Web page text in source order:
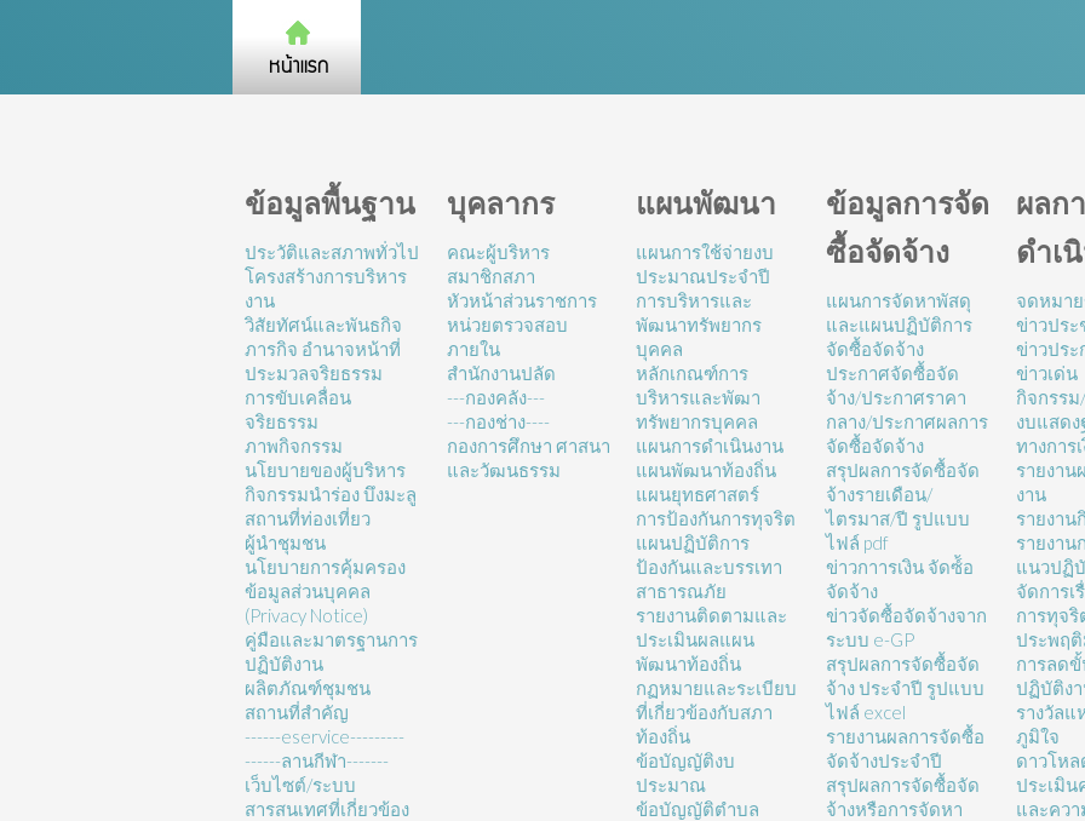
ข้อมูลพื้นฐาน
ประวัติและสภาพทั่วไป
โครงสร้างการบริหาร
งาน
วิสัยทัศน์และพันธกิจ
ภารกิจ อำนาจหน้าที่
ประมวลจริยธรรม
การขับเคลื่อน
จริยธรรม
ภาพกิจกรรม
นโยบายของผู้บริหาร
กิจกรรมนำร่อง บึงมะลู
สถานที่ท่องเที่ยว
ผู้นำชุมชน
นโยบายการคุ้มครอง
ข้อมูลส่วนบุคคล
(Privacy Notice)
คู่มือและมาตรฐานการ
ปฏิบัติงาน
ผลิตภัณฑ์ชุมชน
สถานที่สำคัญ
------eservice---------
------ลานกีฬา-------
เว็บไซต์/ระบบ
สารสนเทศที่เกี่ยวข้อง
บุคลากร
คณะผู้บริหาร
สมาชิกสภา
หัวหน้าส่วนราชการ
หน่วยตรวจสอบ
ภายใน
สำนักงานปลัด
---กองคลัง---
---กองช่าง----
กองการศึกษา ศาสนา
และวัฒนธรรม
แผนพัฒนา
แผนการใช้จ่ายงบ
ประมาณประจำปี
การบริหารและ
พัฒนาทรัพยากร
บุคคล
หลักเกณฑ์การ
บริหารและพัฒา
ทรัพยากรบุคคล
แผนการดำเนินงาน
แผนพัฒนาท้องถิ่น
แผนยุทธศาสตร์
การป้องกันการทุจริต
แผนปฏิบัติการ
ป้องกันและบรรเทา
สาธารณภัย
รายงานติดตามและ
ประเมินผลแผน
พัฒนาท้องถิ่น
กฏหมายและระเบียบ
ที่เกี่ยวข้องกับสภา
ท้องถิ่น
ข้อบัญญัติงบ
ประมาณ
ข้อบัญญัติตำบล
ข้อมูลการจัด
ซื้อจัดจ้าง
แผนการจัดหาพัสดุ
และแผนปฏิบัติการ
จัดซื้อจัดจ้าง
ประกาศจัดซื้อจัด
จ้าง/ประกาศราคา
กลาง/ประกาศผลการ
จัดซื้อจัดจ้าง
สรุปผลการจัดซื้อจัด
จ้างรายเดือน/
ไตรมาส/ปี รูปแบบ
ไฟล์ pdf
ข่าวกาารเงิน จัดซ์้อ
จัดจ้าง
ข่าวจัดซื้อจัดจ้างจาก
ระบบ e-GP
สรุปผลการจัดซื้อจัด
จ้าง ประจำปี รูปแบบ
ไฟล์ excel
รายงานผลการจัดซื้อ
จัดจ้างประจำปี
สรุปผลการจัดซื้อจัด
จ้างหรือการจัดหา
ผลก
ดำเ
จดหมา
ข่าวปร
ข่าวประ
ข่าวเด่น
กิจกรรม
งบแสดง
ทางการ
รายงาน
งาน
รายงาน
รายงาน
แนวปฏิ
จัดการเ
การทุจ
ประพฤ
การลด
ปฏิบัติง
รางวัลแ
ภูมิใจ
ดาวโห
ประเมิ
และควา